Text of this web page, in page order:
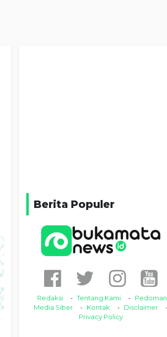
Berita Populer
Redaksi Tentang Kami
Pedoman
Media Siber
Kontak
Disclaimer
Privacy Policy